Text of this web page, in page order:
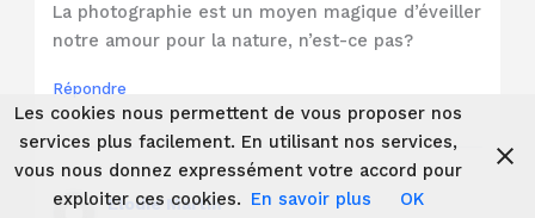
La photographie est un moyen magique d’éveiller
notre amour pour la nature, n’est-ce pas?
Répondre
Elodie Martin
Les cookies nous permettent de vous proposer nos
services plus facilement. En utilisant nos services,
vous nous donnez expressément votre accord pour
exploiter ces cookies. En savoir plus OK